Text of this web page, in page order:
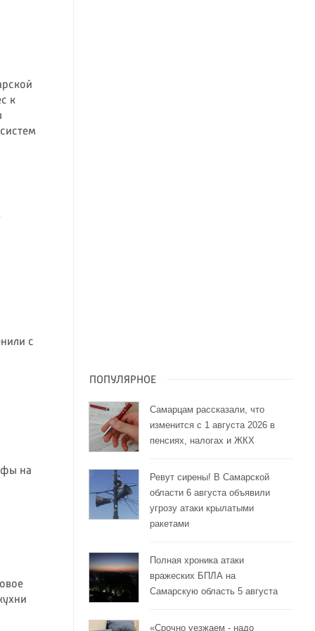
к
с
на
ПОПУЛЯРНОЕ
Самарцам рассказали, что
изменится с 1 августа 2026 в
пенсиях, налогах и ЖКХ
Ревут сирены! В Самарской
области 6 августа объявили
угрозу атаки крылатыми
ракетами
Полная хроника атаки
вражеских БПЛА на
Самарскую область 5 августа
«Срочно уезжаем - надо